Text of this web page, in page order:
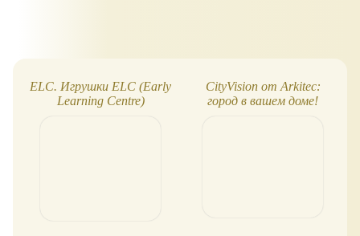
ELC. Игрушки ELC (Early
Learning Centre)
CityVision от Arkitec:
город в вашем доме!